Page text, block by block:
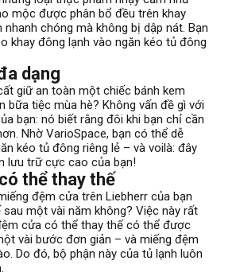
mộc được phân bổ đều trên khay
chóng mà không bị dập nát. Bạn
khay đông lạnh vào ngăn kéo tủ đông
dạng
giữ an toàn một chiếc bánh kem
bữa tiệc mùa hè? Không vấn đề gì với
bạn: nó biết rằng đôi khi bạn chỉ cần
Nhờ VarioSpace, bạn có thể dễ
kéo tủ đông riêng lẻ – và voilà: đây
lưu trữ cực cao của bạn!
thể thay thế
đệm cửa trên Liebherr của bạn
một vài năm không? Việc này rất
cửa có thể thay thế có thể được
vài bước đơn giản – và miếng đệm
Do đó, bộ phận này của tủ lạnh luôn